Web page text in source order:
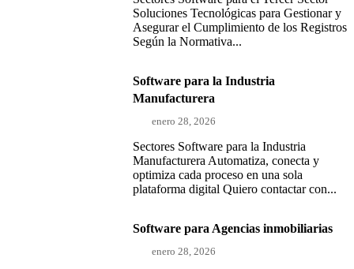
Soluciones Tecnológicas para Gestionar y
Asegurar el Cumplimiento de los Registros
Según la Normativa...
Software para la Industria
Manufacturera
enero 28, 2026
Sectores Software para la Industria
Manufacturera Automatiza, conecta y
optimiza cada proceso en una sola
plataforma digital Quiero contactar con...
Software para Agencias inmobiliarias
enero 28, 2026